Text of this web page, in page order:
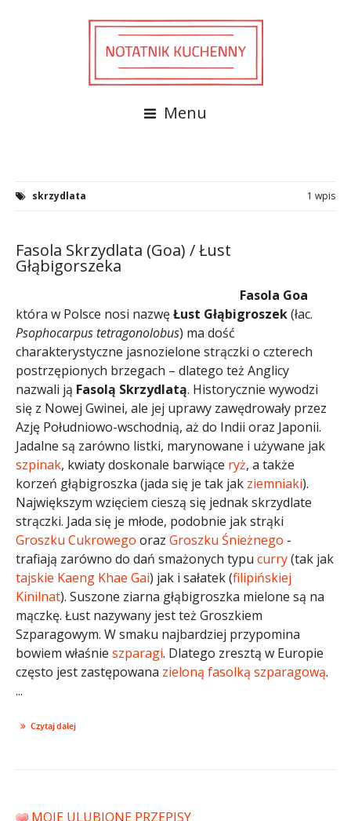
Menu
skrzydlata 1 wpis
Fasola Skrzydlata (Goa) / Łust
Głąbigorszeka
Fasola Goa
która w Polsce nosi nazwęŁust Głąbigroszek(łac.
Psophocarpus tetragonolobus) ma dość
charakterystyczne jasnozielone strączki o czterech
postrzępionych brzegach – dlatego też Anglicy
nazwali ją Fasolą Skrzydlatą. Historycznie wywodzi
się z Nowej Gwinei, ale jej uprawy zawędrowały przez
Azję Południowo-wschodnią, aż do Indii oraz Japonii.
Jadalne są zarówno listki, marynowane i używane jak
szpinak, kwiaty doskonale barwiące ryż, a także
korzeń głąbigroszka (jada się je tak jak ziemniaki).
Największym wzięciem cieszą się jednak skrzydlate
strączki. Jada się je młode, podobnie jak strąki
Groszku Cukrowego oraz Groszku Śnieżnego -
trafiają zarówno do dań smażonych typu curry(tak jak
tajskie Kaeng Khae Gai) jak i sałatek (filipińskiej
Kinilnat). Suszone ziarna głąbigroszka mielone są na
mączkę. Łust nazywany jest też Groszkiem
Szparagowym. W smaku najbardziej przypomina
bowiem właśnie szparagi. Dlatego zresztą w Europie
często jest zastępowana zieloną fasolką szparagową.
...
Czytaj dalej
MOJE ULUBIONE PRZEPISY